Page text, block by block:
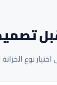
تصميم
نوع